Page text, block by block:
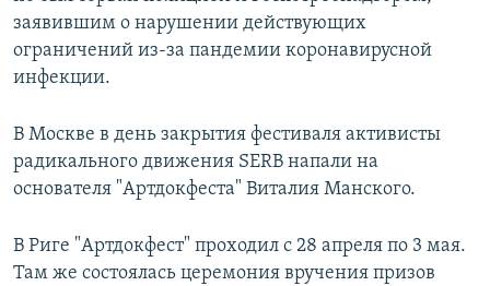
заявившим о нарушении действующих
ограничений из-за пандемии коронавирусной
инфекции.
В Москве в день закрытия фестиваля активисты
радикального движения SERB напали на
основателя "Артдокфеста" Виталия Манского.
В Риге "Артдокфест" проходил с 28 апреля по 3 мая.
Там же состоялась церемония вручения призов